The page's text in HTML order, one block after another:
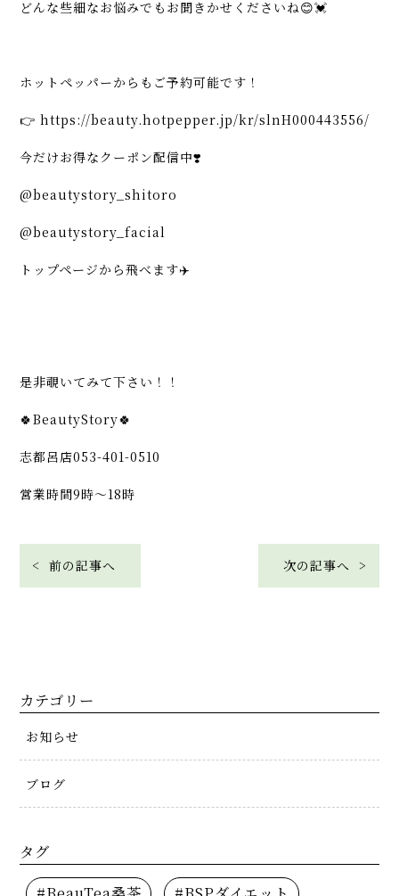
どんな些細なお悩みでもお聞きかせくださいね😊💓
ホットペッパーからもご予約可能です！
👉https://beauty.hotpepper.jp/kr/slnH000443556/
今だけお得なクーポン配信中❣️
@beautystory_shitoro
@beautystory_facial
トップページから飛べます✈️
是非覗いてみて下さい！！
🍀BeautyStory🍀
志都呂店053-401-0510
営業時間9時〜18時
< 前の記事へ 次の記事へ >
カテゴリー
お知らせ
ブログ
タグ